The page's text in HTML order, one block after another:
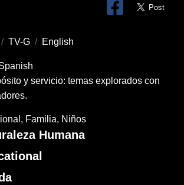
/ TV-G / English
y servicio: temas explorados con
Familia Niños
Humana